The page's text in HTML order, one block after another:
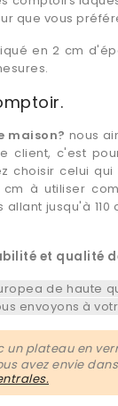
que vous
en 2 cm
maison? nous
client, c'est
choisir celui qui
à utiliser
jusqu'à
et qualité
de haute
envoyons à
plateau en
avez envie